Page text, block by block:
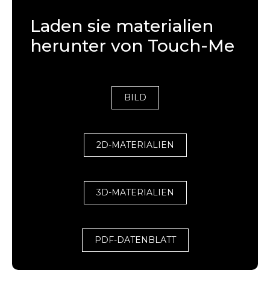
Laden sie materialien
herunter von Touch-Me
BILD
2D-MATERIALIEN
3D-MATERIALIEN
PDF-DATENBLATT